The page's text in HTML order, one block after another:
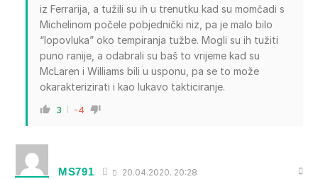
iz Ferrarija, a tužili su ih u trenutku kad su momčadi s
Michelinom počele pobjednički niz, pa je malo bilo
“lopovluka” oko tempiranja tužbe. Mogli su ih tužiti
puno ranije, a odabrali su baš to vrijeme kad su
McLaren i Williams bili u usponu, pa se to može
okarakterizirati i kao lukavo takticiranje.
3 -4
MS791 20.04.2020. 20:28